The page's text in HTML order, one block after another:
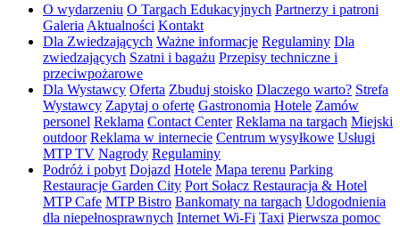
O wydarzeniu O Targach Edukacyjnych Partnerzy i patroni
Galeria Aktualności Kontakt
Dla Zwiedzających Ważne informacje Regulaminy Dla
zwiedzających Szatni i bagażu Przepisy techniczne i
przeciwpożarowe
Dla Wystawcy Oferta Zbuduj stoisko Dlaczego warto? Strefa
Wystawcy Zapytaj o ofertę Gastronomia Hotele Zamów
personel Reklama Contact Center Reklama na targach Miejski
outdoor Reklama w internecie Centrum wysyłkowe Usługi
MTP TV Nagrody Regulaminy
Podróż i pobyt Dojazd Hotele Mapa terenu Parking
Restauracje Garden City Port Sołacz Restauracja & Hotel
MTP Cafe MTP Bistro Bankomaty na targach Udogodnienia
dla niepełnosprawnych Internet Wi-Fi Taxi Pierwsza pomoc